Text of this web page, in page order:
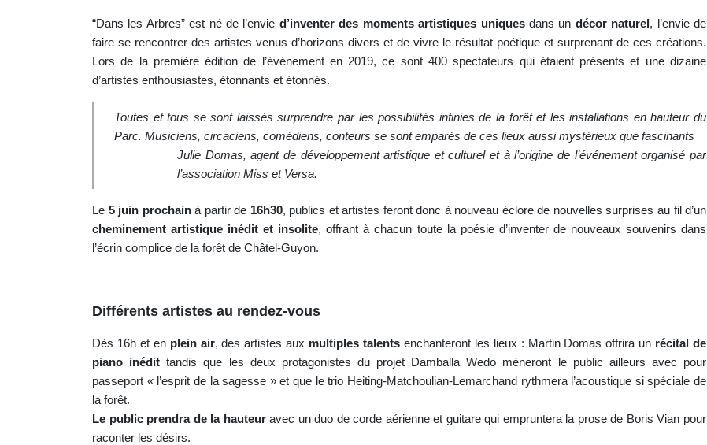
“Dans les Arbres” est né de l’envie d’inventer des moments artistiques uniques dans un décor naturel , l’envie de
faire se rencontrer des artistes venus d’horizons divers et de vivre le résultat poétique et surprenant de ces créations.
Lors de la première édition de l’événement en 2019, ce sont 400 spectateurs qui étaient présents et une dizaine
d’artistes enthousiastes, étonnants et étonnés.
Toutes et tous se sont laissés surprendre par les possibilités infinies de la forêt et les installations en hauteur du
Parc. Musiciens, circaciens, comédiens, conteurs se sont emparés de ces lieux aussi mystérieux que fascinants
Julie Domas, agent de développement artistique et culturel et à l’origine de l’événement organisé par
l’association Miss et Versa.
Le 5 juin prochainà partir de 16h30, publics et artistes feront donc à nouveau éclore de nouvelles surprises au fil d’un
cheminement artistique inédit et insolite, offrant à chacun toute la poésie d’inventer de nouveaux souvenirs dans
l’écrin complice de la forêt de Châtel-Guyon.
Différents artistes au rendez-vous
Dès 16h et en plein air, des artistes aux multiples talents enchanteront les lieux : Martin Domas offrira un récital de
piano inédit tandis que les deux protagonistes du projet Damballa Wedo mèneront le public ailleurs avec pour
passeport « l’esprit de la sagesse » et que le trio Heiting-Matchoulian-Lemarchand rythmera l’acoustique si spéciale de
la forêt.
Le public prendra de la hauteuravec un duo de corde aérienne et guitare qui empruntera la prose de Boris Vian pour
raconter les désirs.